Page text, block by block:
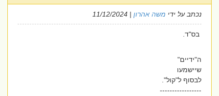
נכתב על ידימשה אהרון| 11/12/2024
בס"ד.
ה"ידיים"
שיישמעו
לבסוף ל"קול".
-----------------